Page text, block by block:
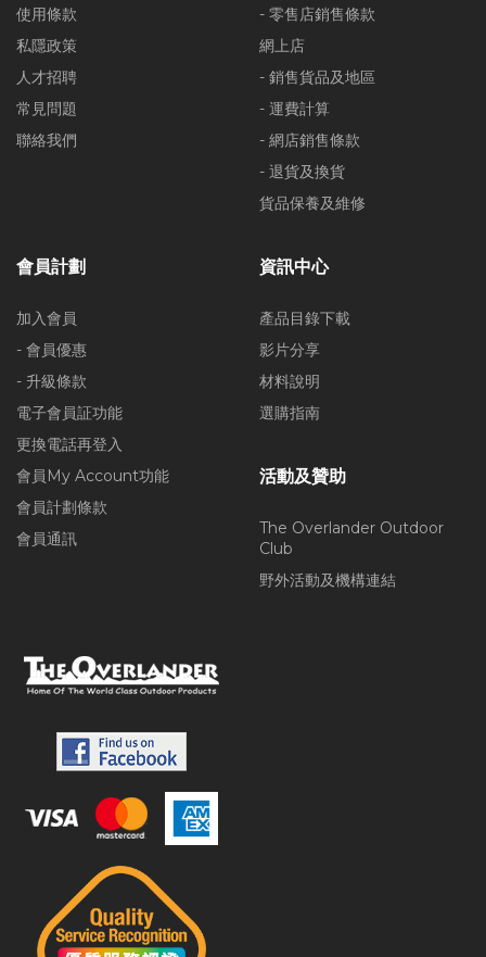
使用條款
私隱政策
人才招聘
常見問題
聯絡我們
- 零售店銷售條款
網上店
- 銷售貨品及地區
- 運費計算
- 網店銷售條款
- 退貨及換貨
貨品保養及維修
會員計劃
加入會員
- 會員優惠
- 升級條款
電子會員証功能
更換電話再登入
會員My Account功能
會員計劃條款
會員通訊
資訊中心
產品目錄下載
影片分享
材料說明
選購指南
活動及贊助
The Overlander Outdoor
Club
野外活動及機構連結